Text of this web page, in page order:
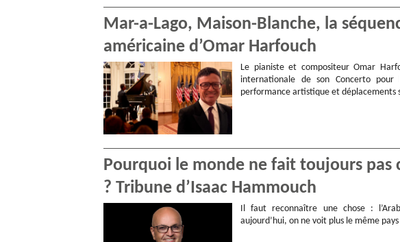
Mar-a-Lago, Maison-Blanche, la
américaine d’Omar Harfouch
Le pianiste et compositeur Omar
internationale de son Concerto
performance artistique et déplacements
Pourquoi le monde ne fait toujours pas
? Tribune d’Isaac Hammouch
Il faut reconnaître une chose :
aujourd’hui, on ne voit plus le même